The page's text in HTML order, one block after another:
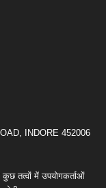
INDORE 452006
तत्वों में उपयोगकर्ताओं